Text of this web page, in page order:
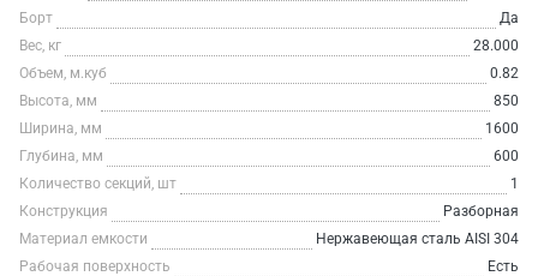
Борт
Да
Вес, кг
28.000
Объем, м.куб
0.82
Высота, мм
850
Ширина, мм
1600
Глубина, мм
600
Количество секций, шт
1
Конструкция
Разборная
Материал емкости
Нержавеющая сталь AISI 304
Рабочая поверхность
Есть